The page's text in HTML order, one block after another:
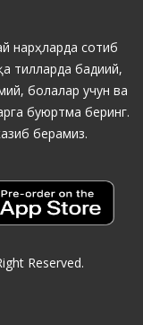
нарҳларда сотиб
тилларда бадиий,
болалар учун ва
буюртма беринг.
берамиз.
Reserved.